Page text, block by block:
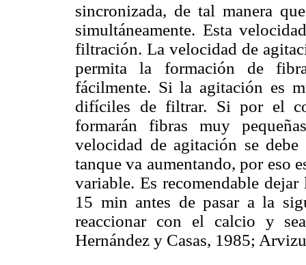
sincronizada, de tal manera
simultáneamente. Esta
filtración. La velocidad de
permita la formación de
fácilmente. Si la agitación es
difíciles de filtrar. Si por el
formarán fibras muy
velocidad de agitación se
tanque va aumentando, por eso
variable. Es recomendable
15 min antes de pasar a la
reaccionar con el calcio y
Hernández y Casas, 1985;